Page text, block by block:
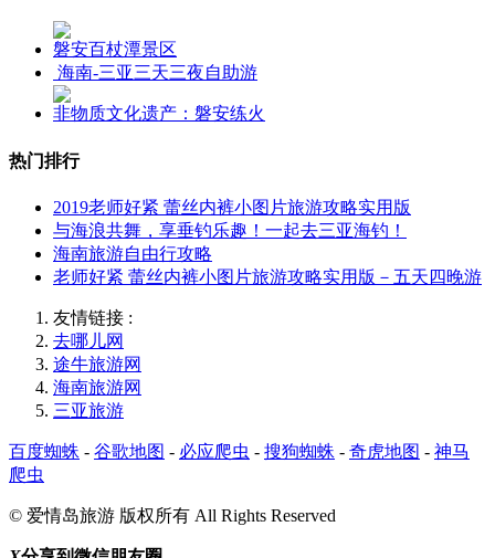
磐安百杖潭景区
海南-三亚三天三夜自助游
非物质文化遗产：磐安练火
热门排行
2019老师好紧 蕾丝内裤小图片旅游攻略实用版
与海浪共舞，享垂钓乐趣！一起去三亚海钓！
海南旅游自由行攻略
老师好紧 蕾丝内裤小图片旅游攻略实用版－五天四晚游
友情链接 :
去哪儿网
途牛旅游网
海南旅游网
三亚旅游
百度蜘蛛 - 谷歌地图 - 必应爬虫 - 搜狗蜘蛛 - 奇虎地图 - 神马
爬虫
© 爱情岛旅游 版权所有 All Rights Reserved